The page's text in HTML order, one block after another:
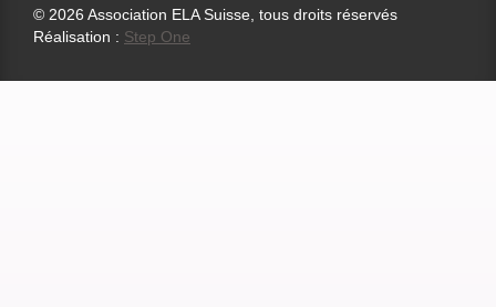
© 2026 Association ELA Suisse, tous droits réservés
Réalisation : Step One